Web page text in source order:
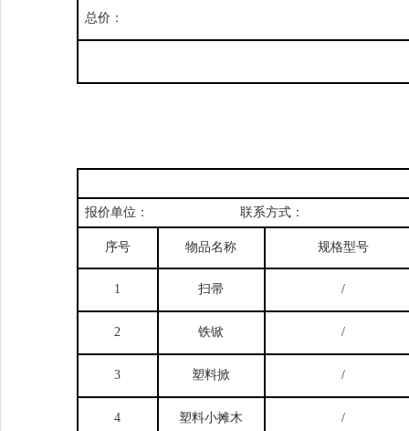
总价：
报价单位： 联系方式：
序号 物品名称 规格型号
1 扫帚 /
2 铁锨 /
3 塑料掀 /
4 塑料小摊木 /